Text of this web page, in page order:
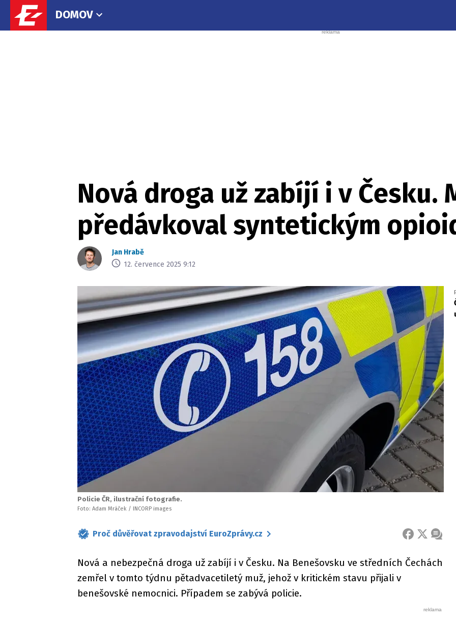
DOMOV
Nová droga už zabíjí i v Česku.
předávkoval syntetickým
Jan Hrabě
12. července 2025 9:12
Policie ČR, ilustrační fotografie.
Foto: Adam Mráček / INCORP images
Proč důvěřovat zpravodajství EuroZprávy.cz FACEBOOK
X
Nová a nebezpečná droga už zabíjí i v Česku. Na Benešovsku ve středních Čechách
zemřel v tomto týdnu pětadvacetiletý muž, jehož v kritickém stavu přijali v
benešovské nemocnici. Případem se zabývá policie.